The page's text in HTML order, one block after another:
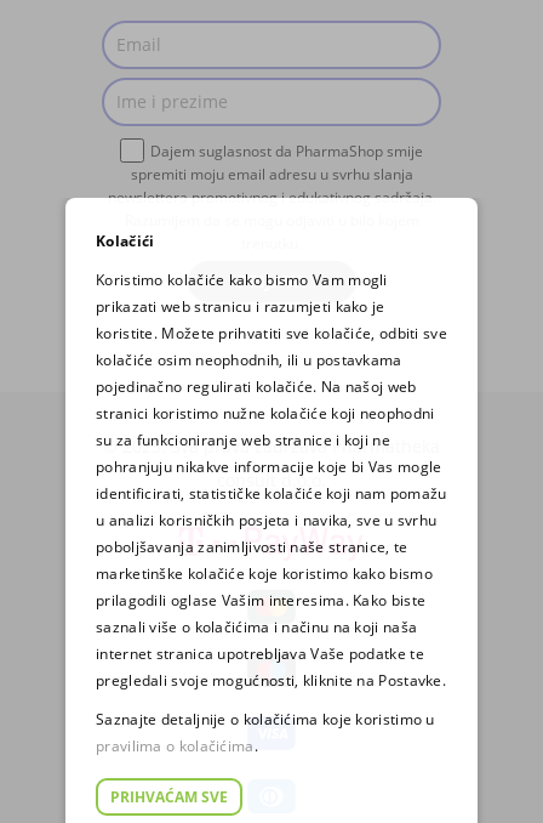
Dajem suglasnost da PharmaShop smije
spremiti moju email adresu u svrhu slanja
newslettera promotivnog i edukativnog sadržaja.
PRIJAVA
© 2025. Sva prava zadržava Pharmatheka
consult d.o.o.
Kolačići
Koristimo kolačiće kako bismo Vam mogli
prikazati web stranicu i razumjeti kako je
koristite. Možete prihvatiti sve kolačiće, odbiti sve
kolačiće osim neophodnih, ili u postavkama
pojedinačno regulirati kolačiće. Na našoj web
stranici koristimo nužne kolačiće koji neophodni
su za funkcioniranje web stranice i koji ne
pohranjuju nikakve informacije koje bi Vas mogle
identificirati, statističke kolačiće koji nam pomažu
u analizi korisničkih posjeta i navika, sve u svrhu
poboljšavanja zanimljivosti naše stranice, te
marketinške kolačiće koje koristimo kako bismo
prilagodili oglase Vašim interesima. Kako biste
saznali više o kolačićima i načinu na koji naša
internet stranica upotrebljava Vaše podatke te
pregledali svoje mogućnosti, kliknite na Postavke.
Saznajte detaljnije o kolačićima koje koristimo u
pravilima o kolačićima.
PRIHVAĆAM SVE